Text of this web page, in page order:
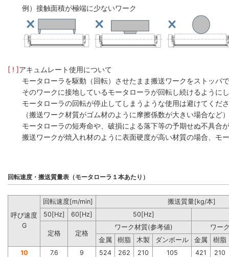
例）接触面積が極端に少ないワーク
[ ! ]アキュムレート使用について
モータローラを駆動（回転）させたまま搬送ワークをストッパ
そのワークに接地しているモータローラが回転し続けるように
モータローラの回転が停止してしまうような使用は避けてくだ
（搬送ワーク材質がゴム材のように摩擦係数が大きい場合など）
モータローラの短寿命や、破損による落下等の予期せぬ不具合
搬送ワークが焼入れ材のように表面硬度が高い材質の場合、モ
回転速度・搬送質量表（モータローラ１本あたり）
呼び速度
G
回転速度[m/min]
搬送質量[kg/本]
50[Hz]
60[Hz] 50[Hz]
定格 定格
ワーク材質(参考値)
ワー
金属
樹脂 木製 ダンボール 金属
樹脂
10
7.6 9 524 262 210 105 421
210